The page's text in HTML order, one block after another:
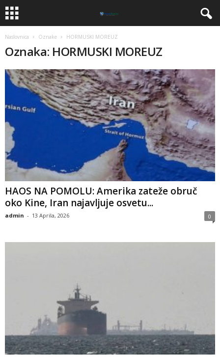
Naslovnica Oznake HORMUSKI MOREUZ
Oznaka: HORMUSKI MOREUZ
HAOS NA POMOLU: Amerika zateže obruč
oko Kine, Iran najavljuje osvetu...
admin - 13 Aprila, 2026 0